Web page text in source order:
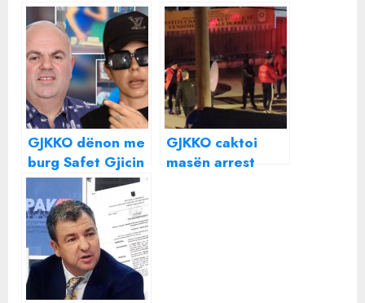
GJKKO dënon me
burg Safet Gjicin
për “shpërdorim
detyre” dhe Alma
Kaçin për
“prostitucion”, ja
sa vite do vuajnë
GJKKO caktoi
masën arrest